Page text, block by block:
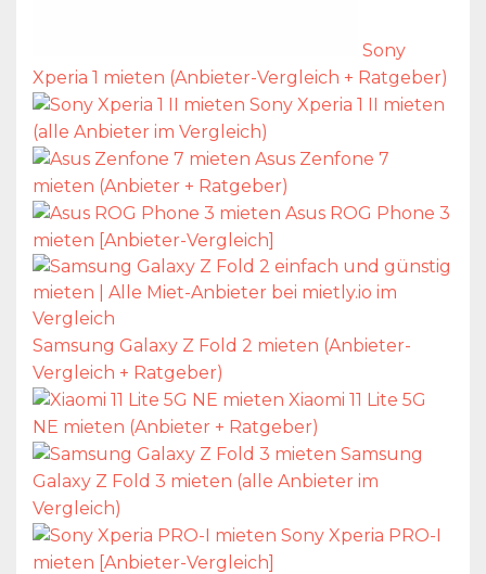
Sony
Xperia 1 mieten (Anbieter-Vergleich + Ratgeber)
Sony Xperia 1 II mieten
(alle Anbieter im Vergleich)
Asus Zenfone 7
mieten (Anbieter + Ratgeber)
Asus ROG Phone 3
mieten [Anbieter-Vergleich]
Samsung Galaxy Z Fold 2 mieten (Anbieter-
Vergleich + Ratgeber)
Xiaomi 11 Lite 5G
NE mieten (Anbieter + Ratgeber)
Samsung
Galaxy Z Fold 3 mieten (alle Anbieter im
Vergleich)
Sony Xperia PRO-I
mieten [Anbieter-Vergleich]